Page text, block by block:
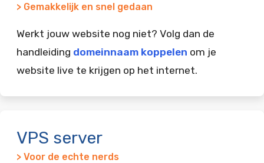
> Gemakkelijk en snel gedaan
Werkt jouw website nog niet? Volg dan de
handleiding domeinnaam koppelen om je
website live te krijgen op het internet.
VPS server
> Voor de echte nerds